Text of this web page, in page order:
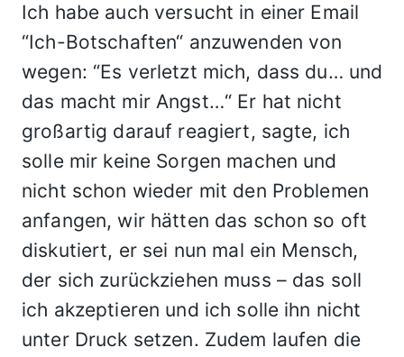
Ich habe auch versucht in einer Email
“Ich-Botschaften“ anzuwenden von
wegen: “Es verletzt mich, dass du… und
das macht mir Angst…“ Er hat nicht
großartig darauf reagiert, sagte, ich
solle mir keine Sorgen machen und
nicht schon wieder mit den Problemen
anfangen, wir hätten das schon so oft
diskutiert, er sei nun mal ein Mensch,
der sich zurückziehen muss – das soll
ich akzeptieren und ich solle ihn nicht
unter Druck setzen. Zudem laufen die